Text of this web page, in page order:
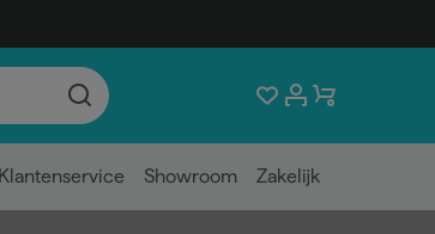
Klantenservice Showroom Zakelijk